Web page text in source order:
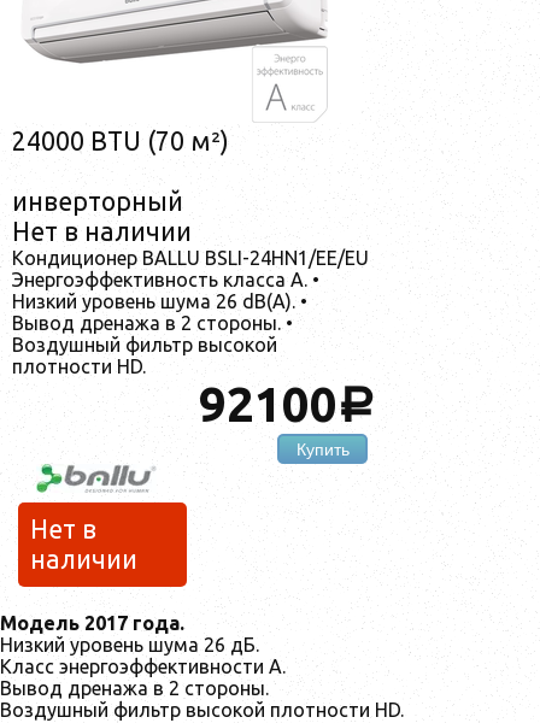
24000 BTU (70 м²)
инверторный
Нет в наличии
Кондиционер BALLU BSLI-24HN1/EE/EU
Энергоэффективность класса А. •
Низкий уровень шума 26 dB(A). •
Вывод дренажа в 2 стороны. •
Воздушный фильтр высокой
плотности HD.
92100a
Купить
Нет в
наличии
Модель 2017 года.
Низкий уровень шума 26 дБ.
Класс энергоэффективности А.
Вывод дренажа в 2 стороны.
Воздушный фильтр высокой плотности HD.